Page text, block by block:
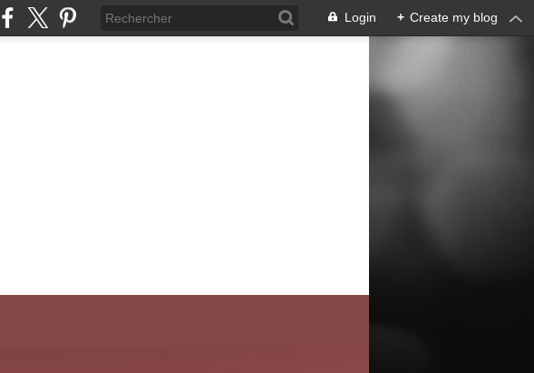
Login + Create my blog